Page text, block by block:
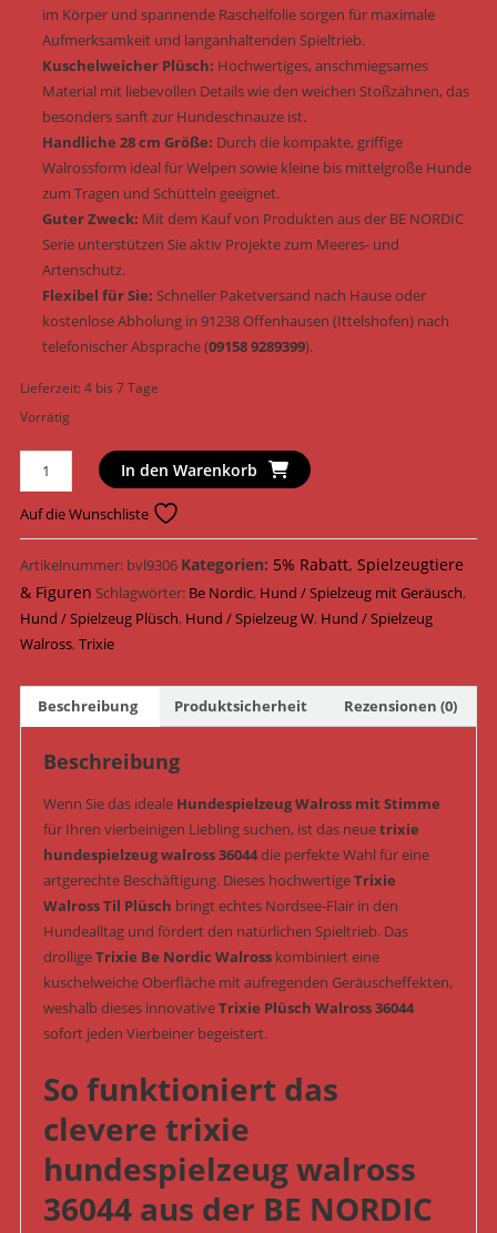
im Körper und spannende Raschelfolie sorgen für maximale
Aufmerksamkeit und langanhaltenden Spieltrieb.
Kuschelweicher Plüsch: Hochwertiges, anschmiegsames
Material mit liebevollen Details wie den weichen Stoßzähnen, das
besonders sanft zur Hundeschnauze ist.
Handliche 28 cm Größe: Durch die kompakte, griffige
Walrossform ideal für Welpen sowie kleine bis mittelgroße Hunde
zum Tragen und Schütteln geeignet.
Guter Zweck: Mit dem Kauf von Produkten aus der BE NORDIC
Serie unterstützen Sie aktiv Projekte zum Meeres- und
Artenschutz.
Flexibel für Sie: Schneller Paketversand nach Hause oder
kostenlose Abholung in 91238 Offenhausen (Ittelshofen) nach
telefonischer Absprache (09158 9289399).
Lieferzeit:4 bis 7 Tage
Vorrätig
Trixie
Hundespielzeug
BE
NORDIC
Walross
Til
Plüsch
&
28
Menge
In den Warenkorb
Auf die Wunschliste
Artikelnummer: bvl9306 Kategorien: 5% Rabatt, Spielzeugtiere
& Figuren Schlagwörter: Be Nordic, Hund / Spielzeug mit Geräusch,
Hund / Spielzeug Plüsch, Hund / Spielzeug W, Hund / Spielzeug
Walross,Trixie
Beschreibung Produktsicherheit Rezensionen (0)
Beschreibung
Wenn Sie das ideale Hundespielzeug Walross mit Stimme
für Ihren vierbeinigen Liebling suchen, ist das neuetrixie
hundespielzeug walross 36044die perfekte Wahl für eine
artgerechte Beschäftigung. Dieses hochwertigeTrixie
Walross Til Plüsch bringt echtes Nordsee-Flair in den
Hundealltag und fördert den natürlichen Spieltrieb. Das
drolligeTrixie Be Nordic Walrosskombiniert eine
kuschelweiche Oberfläche mit aufregenden Geräuscheffekten,
weshalb dieses innovativeTrixie Plüsch Walross 36044
sofort jeden Vierbeiner begeistert.
So funktioniert das
clevere trixie
hundespielzeug walross
36044 aus der BE NORDIC